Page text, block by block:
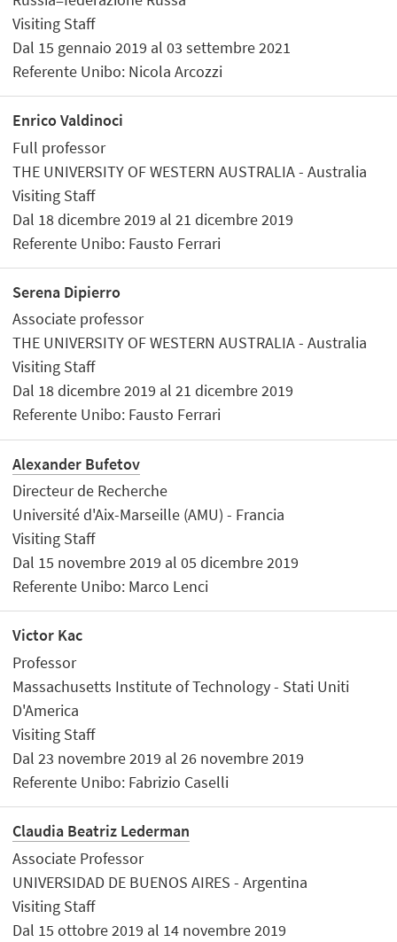
Visiting Staff
Dal 15 gennaio 2019 al 03 settembre 2021
Referente Unibo: Nicola Arcozzi
Enrico Valdinoci
Full professor
THE UNIVERSITY OF WESTERN AUSTRALIA - Australia
Visiting Staff
Dal 18 dicembre 2019 al 21 dicembre 2019
Referente Unibo: Fausto Ferrari
Serena Dipierro
Associate professor
THE UNIVERSITY OF WESTERN AUSTRALIA - Australia
Visiting Staff
Dal 18 dicembre 2019 al 21 dicembre 2019
Referente Unibo: Fausto Ferrari
Alexander Bufetov
Directeur de Recherche
Université d'Aix-Marseille (AMU) - Francia
Visiting Staff
Dal 15 novembre 2019 al 05 dicembre 2019
Referente Unibo: Marco Lenci
Victor Kac
Professor
Massachusetts Institute of Technology - Stati Uniti
D'America
Visiting Staff
Dal 23 novembre 2019 al 26 novembre 2019
Referente Unibo: Fabrizio Caselli
Claudia Beatriz Lederman
Associate Professor
UNIVERSIDAD DE BUENOS AIRES - Argentina
Visiting Staff
Dal 15 ottobre 2019 al 14 novembre 2019